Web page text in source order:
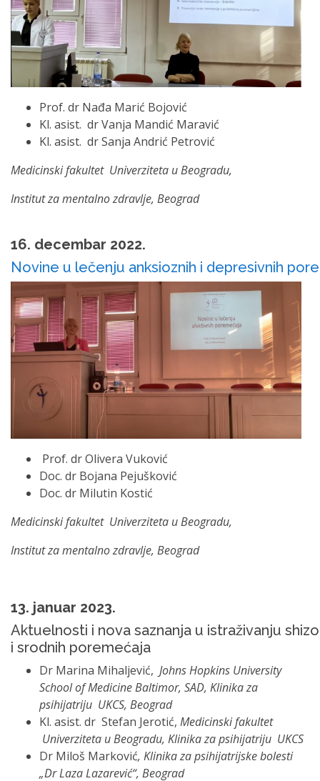
Prof. dr Nađa Marić Bojović
Kl. asist. dr Vanja Mandić Maravić
Kl. asist. dr Sanja Andrić Petrović
Medicinski fakultet Univerziteta u Beogradu,
Institut za mentalno zdravlje, Beograd
16. decembar 2022.
Novine u lečenju anksioznih i depresivnih
Prof. dr Olivera Vuković
Doc. dr Bojana Pejušković
Doc. dr Milutin Kostić
Medicinski fakultet Univerziteta u Beogradu,
Institut za mentalno zdravlje, Beograd
13. januar 2023.
Aktuelnosti i nova saznanja u istraživanju
i srodnih poremećaja
Dr Marina Mihaljević, Johns Hopkins University
School of Medicine Baltimor, SAD, Klinika za
psihijatriju UKCS, Beograd
Kl. asist. dr Stefan Jerotić, Medicinski fakultet
Univerziteta u Beogradu, Klinika za psihijatriju UKCS
Dr Miloš Marković, Klinika za psihijatrijske bolesti
„Dr Laza Lazarević“, Beograd